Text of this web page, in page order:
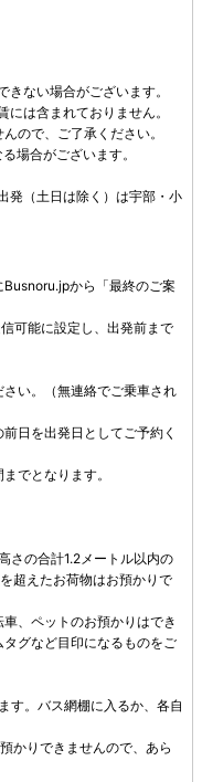
ない場合がございます。
は含まれておりません。
ので、ご了承ください。
場合がございます。
発（土日は除く）は宇部・小
Busnoru.jpから「最終のご案
可能に設定し、出発前まで
さい。（無連絡でご乗車され
日を出発日としてご予約く
でとなります。
さの合計1.2メートル以内の
超えたお荷物はお預かりで
、ペットのお預かりはでき
グなど目印になるものをご
す。バス網棚に入るか、各自
かりできませんので、あら